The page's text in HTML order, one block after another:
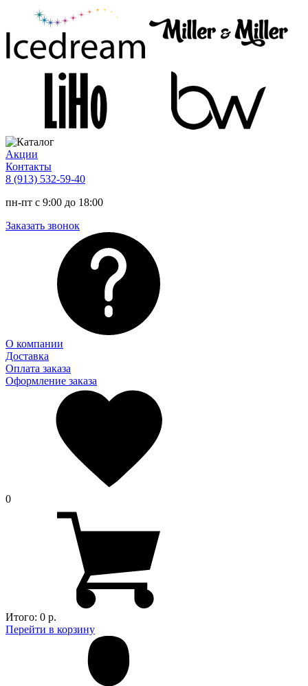
Акции
Контакты
8 (913) 532-59-40
пн-пт с 9:00 до 18:00
Заказать звонок
О компании
Доставка
Оплата заказа
Оформление заказа
0
Итого: 0 р.
Перейти в корзину